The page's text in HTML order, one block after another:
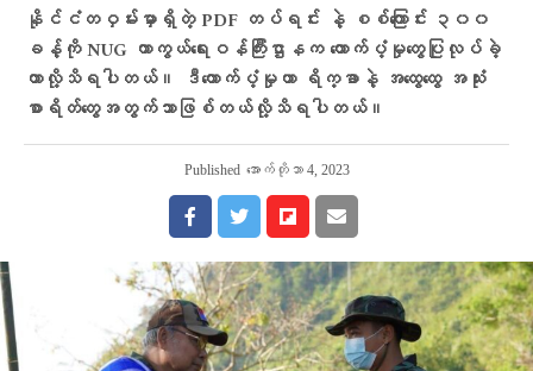
နိုင်ငံတဝှမ်းမှာရှိတဲ့ PDF တပ်ရင်း နဲ့ စစ်ကြောင်း ၃၀၀
ခန့်ကို NUG ကာကွယ်ရေးဝန်ကြီးဌာနက ထောက်ပံ့မှုတွေပြုလုပ်ခဲ့
တာလို့သိရပါတယ်။ ဒီ​ထောက်ပံ့မှုဟာ ရိက္ခာနဲ့ အ​ထွေ​ထွေ အသုံး
စာရိတ်​တွေအတွက်သာဖြစ်တယ်လို့သိရပါတယ်။
Published အောက်တိုဘာ 4, 2023